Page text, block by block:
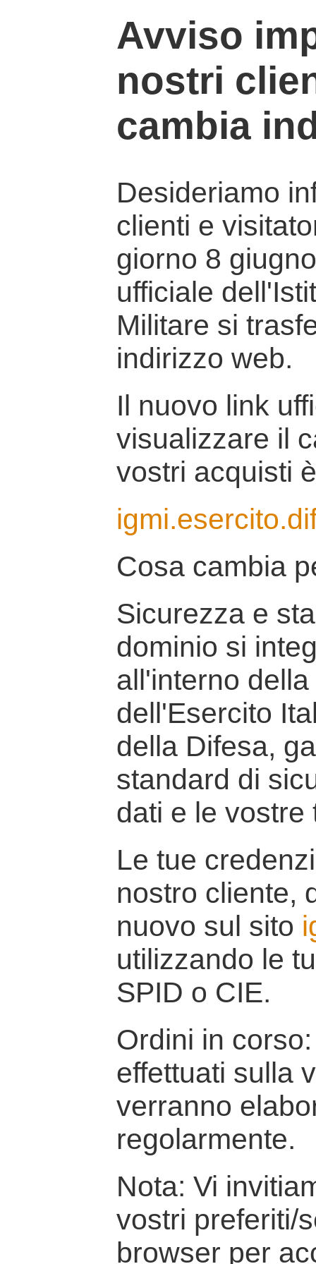
Avviso
nostri
cambia
Desideriamo
clienti e
giorno 8
ufficiale
Militare si
indirizzo web.
Il nuovo link
visualizzare il
vostri acquisti
Cosa cambia
Sicurezza e
dominio si
all'interno
dell'Esercito
della Difesa,
standard di
dati e le vostre
Le tue
nostro cliente,
nuovo sul sito
utilizzando le
SPID o CIE.
Ordini in
effettuati sulla
verranno
regolarmente.
Nota: Vi
vostri preferiti/
browser per